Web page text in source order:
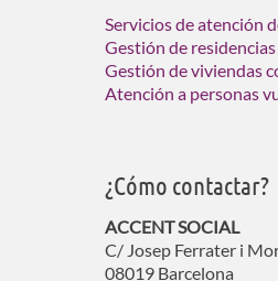
Servicios de atención
Gestión de
Gestión de viviendas
Atención a personas
¿Cómo contactar?
ACCENT SOCIAL
C/ Josep Ferrater i
08019 Barcelona